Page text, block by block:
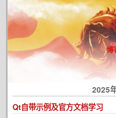
博
2025
Qt自带示例及官方文档学习